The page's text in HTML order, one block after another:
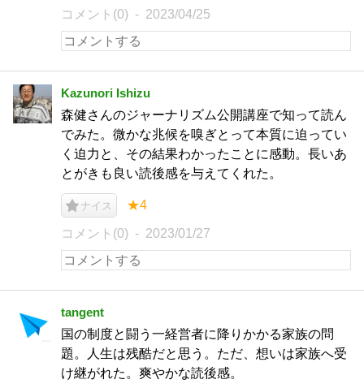
コメント(0) 2023/04/25
Kazunori Ishizu
森健さんのジャーナリズム公開講座で知って読ん
でみた。微かな兆候を嗅ぎとって本質に迫ってい
く迫力と、その結果わかったことに感動。長いあ
とがきも良い読後感を与えてくれた。
ナイス ★4
コメント(0) 2023/01/27
tangent
国の制度と闘う一経営者に降りかかる家族の問
題。人生は残酷だと思う。ただ、想いは家族へ受
け継がれた。爽やかな読後感。